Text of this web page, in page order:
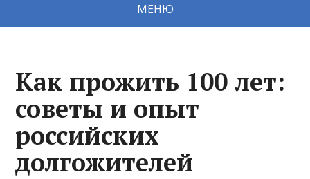
МЕНЮ
Как прожить 100 лет:
советы и опыт
российских
долгожителей